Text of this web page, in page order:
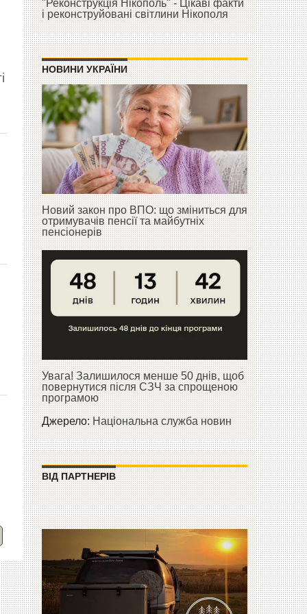
"Реконструкція Нікополь" - Цікаві факти
і реконструйовані світлини Нікополя
НОВИНИ УКРАЇНИ
Новий закон про ВПО: що зміниться для
отримувачів пенсії та майбутніх
пенсіонерів
Увага! Залишилося менше 50 днів, щоб
повернутися після СЗЧ за спрощеною
програмою
Джерело:Національна служба новин
ВІД ПАРТНЕРІВ